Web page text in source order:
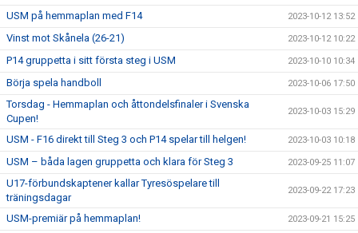
USM på hemmaplan med F14 2023-10-12 13:52
Vinst mot Skånela (26-21) 2023-10-12 10:22
P14 gruppetta i sitt första steg i USM 2023-10-10 10:34
Börja spela handboll 2023-10-06 17:50
Torsdag - Hemmaplan och åttondelsfinaler i Svenska
Cupen!
2023-10-03 15:29
USM - F16 direkt till Steg 3 och P14 spelar till helgen! 2023-10-03 10:18
USM – båda lagen gruppetta och klara för Steg 3 2023-09-25 11:07
U17-förbundskaptener kallar Tyresöspelare till
träningsdagar
2023-09-22 17:23
USM-premiär på hemmaplan! 2023-09-21 15:25